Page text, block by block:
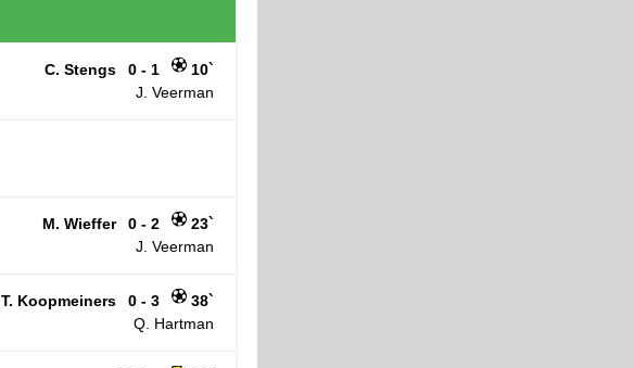
C. Stengs 0 - 1
10`
J. Veerman
M. Wieffer 0 - 2
23`
J. Veerman
T. Koopmeiners 0 - 3
38`
Q. Hartman